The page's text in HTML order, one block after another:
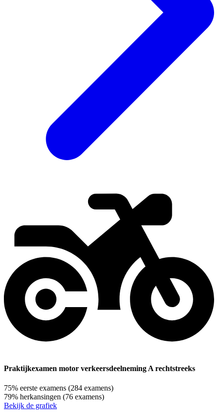
Praktijkexamen motor verkeersdeelneming A rechtstreeks
75% eerste examens (284 examens)
79% herkansingen (76 examens)
Bekijk de grafiek